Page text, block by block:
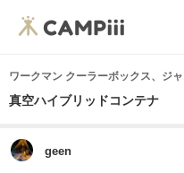
ワークマン クーラーボックス、ジ
真空ハイブリッドコンテナ
geen